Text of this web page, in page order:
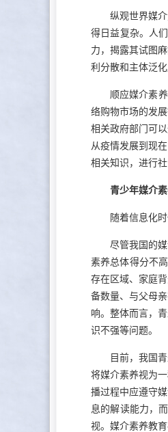
纵观世界媒
得日益复杂。人
力，揭露其试图
利分散和主体泛
顺应媒介素
络购物市场的发
相关政府部门可
从疫情发展到现
相关知识，进行
青少年媒介
随着信息化
尽管我国的
素养总体得分不
存在区域、家庭
备数量、与父母
响。整体而言，
识不强等问题。
目前，我国
将媒介素养视为
播过程中应遵守
息的解读能力，
视。媒介素养教